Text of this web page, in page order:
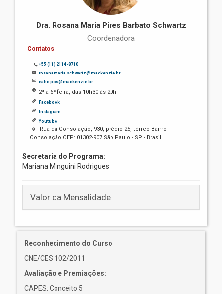
Dra. Rosana Maria Pires Barbato Schwartz
Coordenadora
Contatos
+55 (11) 2114-8710
rosanamaria.schwartz@mackenzie.br
eahc.pos@mackenzie.br
2ª a 6ª feira, das 10h30 às 20h
Facebook
Instagram
Youtube
Rua da Consolação, 930, prédio 25, térreo Bairro:
Consolação CEP: 01302-907 São Paulo - SP - Brasil
Secretaria do Programa:
Mariana Minguini Rodrigues
Valor da Mensalidade
Reconhecimento do Curso
CNE/CES 102/2011
Avaliação e Premiações:
CAPES: Conceito 5